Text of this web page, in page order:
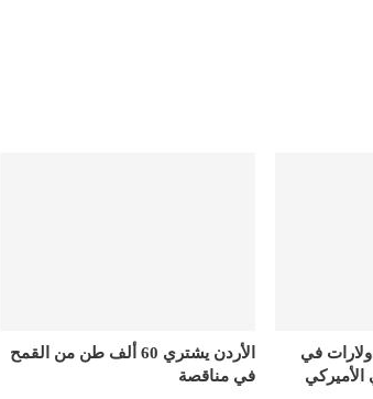
الذهب تتراجع 6 دولارات في
الأميركي
الأردن يشتري 60 ألف طن من القمح
في مناقصة